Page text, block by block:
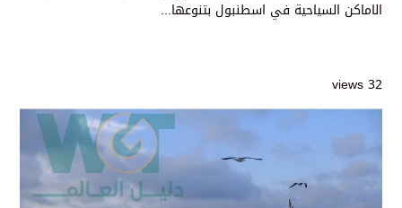
الاماكن السياحية في اسطنبول بتنوعها...
32 views